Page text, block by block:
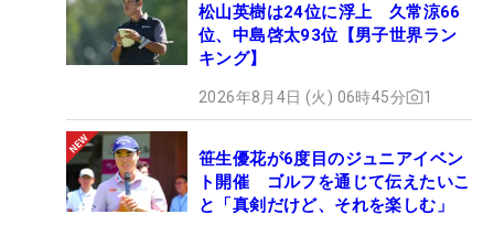
松山英樹は24位に浮上 久常涼66
位、中島啓太93位【男子世界ラン
キング】
2026年8月4日 (火) 06時45分 1
笹生優花が6度目のジュニアイベン
ト開催 ゴルフを通じて伝えたいこ
と「真剣だけど、それを楽しむ」